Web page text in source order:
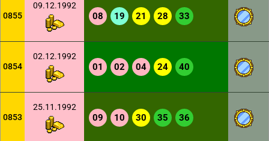
0855
09.12.1992
08 19 21 28 33
0854
02.12.1992
01 02 04 24 40
0853
25.11.1992
09 10 30 35 36